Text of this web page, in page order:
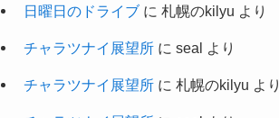
日曜日のドライブに 札幌のkilyu より
チャラツナイ展望所に seal より
チャラツナイ展望所に 札幌のkilyu より